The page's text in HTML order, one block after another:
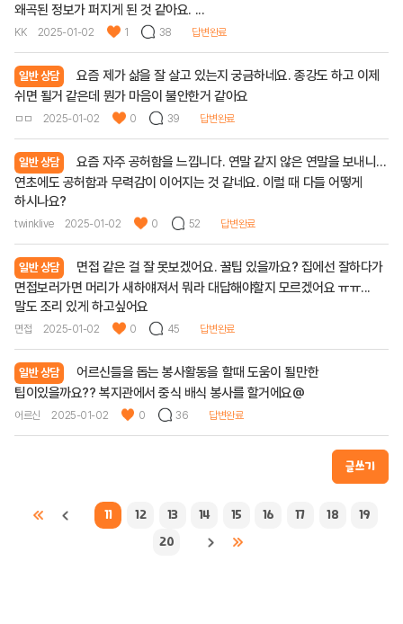
왜곡된 정보가 퍼지게 된 것 같아요. ...
KK 2025-01-02 1 38 답변완료
일반 상담
요즘 제가 삶을 잘 살고 있는지 궁금하네요. 종강도 하고 이제
쉬면 될거 같은데 뭔가 마음이 불안한거 같아요
ㅁㅁ 2025-01-02 0 39 답변완료
일반 상담
요즘 자주 공허함을 느낍니다. 연말 같지 않은 연말을 보내니...
연초에도 공허함과 무력감이 이어지는 것 같네요. 이럴 때 다들 어떻게
하시나요?
twinklive 2025-01-02 0 52 답변완료
일반 상담
면접 같은 걸 잘 못보겠어요. 꿀팁 있을까요? 집에선 잘하다가
면접보러가면 머리가 새하얘져서 뭐라 대답해야할지 모르겠어요 ㅠㅠ...
말도 조리 있게 하고싶어요
면접 2025-01-02 0 45 답변완료
일반 상담
어르신들을 돕는 봉사활동을 할때 도움이 될만한
팁이있을까요?? 복지관에서 중식 배식 봉사를 할거에요@
어르신 2025-01-02 0 36 답변완료
글쓰기
11 12 13 14 15 16 17 18
19
20